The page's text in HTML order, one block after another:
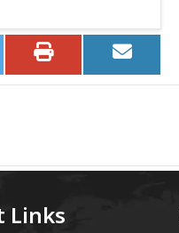
Links